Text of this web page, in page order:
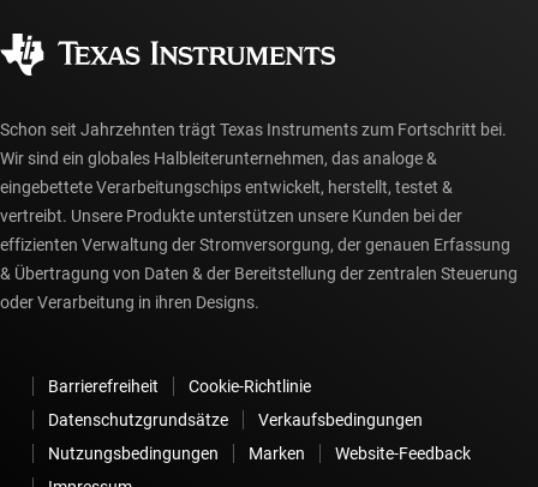
myTI-Konto FAQs
Schon seit Jahrzehnten trägt Texas Instruments zum Fortschritt bei.
Wir sind ein globales Halbleiterunternehmen, das analoge &
eingebettete Verarbeitungschips entwickelt, herstellt, testet &
vertreibt. Unsere Produkte unterstützen unsere Kunden bei der
effizienten Verwaltung der Stromversorgung, der genauen Erfassung
& Übertragung von Daten & der Bereitstellung der zentralen Steuerung
oder Verarbeitung in ihren Designs.
Barrierefreiheit
Cookie-Richtlinie
Datenschutzgrundsätze
Verkaufsbedingungen
Nutzungsbedingungen
Marken
Website-Feedback